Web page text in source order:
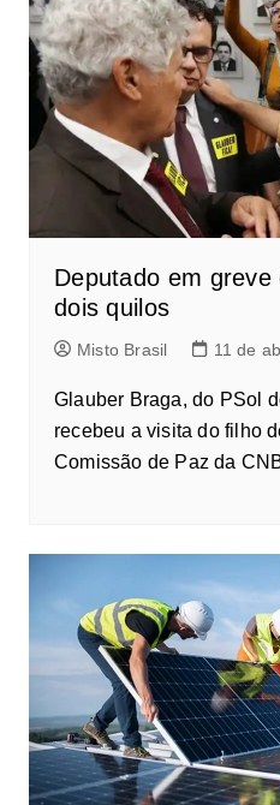
Deputado em
dois quilos
Misto Brasil 11 de
Glauber Braga, do PSol
recebeu a visita do filho
Comissão de Paz da